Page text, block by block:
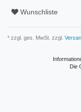
Wunschliste
* zzgl. ges. MwSt. zzgl.
Die